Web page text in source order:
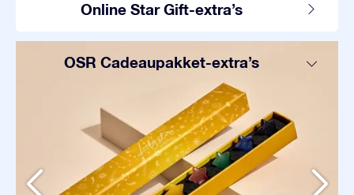
Online Star Gift-extra’s
OSR Cadeaupakket-extra’s